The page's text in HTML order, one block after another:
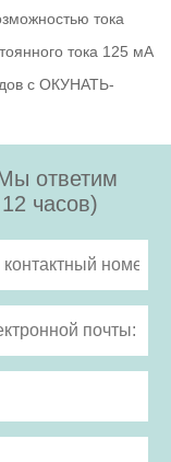
тока
тока 125 мА
с ОКУНАТЬ-
ответим
часов)